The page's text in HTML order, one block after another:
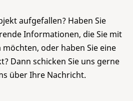
aufgefallen? Haben Sie
Informationen, die Sie mit
oder haben Sie eine
Dann schicken Sie uns gerne
über Ihre Nachricht.